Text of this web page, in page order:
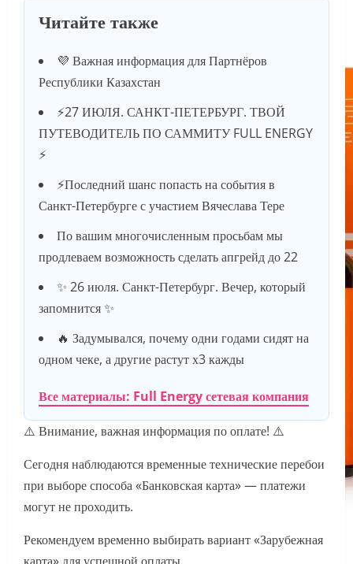
Читайте также
💜 Важная информация для Партнёров
Республики Казахстан
⚡️27 ИЮЛЯ. САНКТ-ПЕТЕРБУРГ. ТВОЙ
ПУТЕВОДИТЕЛЬ ПО САММИТУ FULL ENERGY
⚡️
⚡️Последний шанс попасть на события в
Санкт-Петербурге с участием Вячеслава Тере
По вашим многочисленным просьбам мы
продлеваем возможность сделать апгрейд до 22
✨ 26 июля. Санкт-Петербург. Вечер, который
запомнится ✨
🔥 Задумывался, почему одни годами сидят на
одном чеке, а другие растут х3 кажды
Все материалы: Full Energy сетевая компания
⚠️ Внимание, важная информация по оплате! ⚠️
Сегодня наблюдаются временные технические перебои
при выборе способа «Банковская карта» — платежи
могут не проходить.
Рекомендуем временно выбирать вариант «Зарубежная